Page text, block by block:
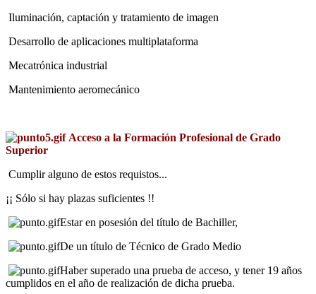
Iluminación, captación y tratamiento de imagen
Desarrollo de aplicaciones multiplataforma
Mecatrónica industrial
Mantenimiento aeromecánico
Acceso a la Formación Profesional de Grado
Superior
Cumplir alguno de estos requistos...
¡¡ Sólo si hay plazas suficientes !!
Estar en posesión del título de Bachiller,
De un título de Técnico de Grado Medio
Haber superado una prueba de acceso, y tener 19 años
cumplidos en el año de realización de dicha prueba.